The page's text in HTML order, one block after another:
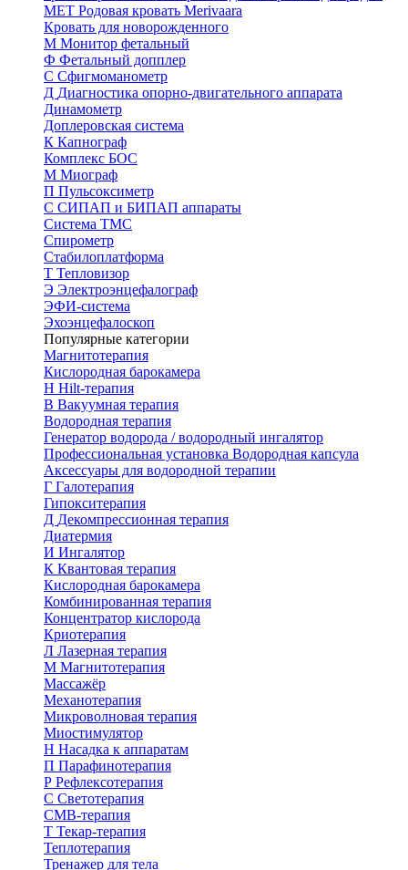
МЕТ Родовая кровать Merivaara
Кровать для новорожденного
М Монитор фетальный
Ф Фетальный допплер
C Cфигмоманометр
Д Диагностика опорно-двигательного аппарата
Динамометр
Доплеровская система
К Капнограф
Комплекс БОС
М Миограф
П Пульсоксиметр
С СИПАП и БИПАП аппараты
Система ТМС
Спирометр
Стабилоплатформа
Т Тепловизор
Э Электроэнцефалограф
ЭФИ-система
Эхоэнцефалоскоп
Популярные категории
Магнитотерапия
Кислородная барокамера
H Hilt-терапия
В Вакуумная терапия
Водородная терапия
Генератор водорода / водородный ингалятор
Профессиональная установка Водородная капсула
Аксессуары для водородной терапии
Г Галотерапия
Гипокситерапия
Д Декомпрессионная терапия
Диатермия
И Ингалятор
К Квантовая терапия
Кислородная барокамера
Комбинированная терапия
Концентратор кислорода
Криотерапия
Л Лазерная терапия
М Магнитотерапия
Массажёр
Механотерапия
Микроволновая терапия
Миостимулятор
Н Насадка к аппаратам
П Парафинотерапия
Р Рефлексотерапия
С Светотерапия
СМВ-терапия
Т Текар-терапия
Теплотерапия
Тренажер для тела